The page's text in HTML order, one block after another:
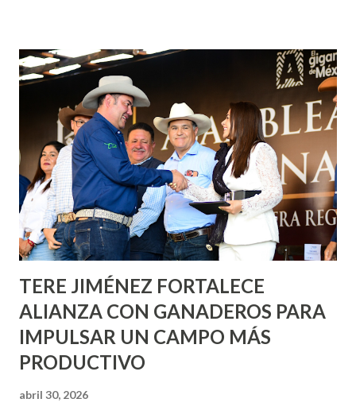
Corazón Urbano y el Municipio capital. Leo Montañez
informó que en este programa se usarán cerca de 90 mil
metros cuadrados de pintura, para dar inicio en la calle
Nieto, entre Jesús F. Elizondo y la calle 22 de Octubre, con
lo que se aplicará pintura en 66 casas. Posteriormente se
llevará este programa a Villas de Nuestra Señora de la
Asunción, Avenida Alameda y Decreto 27 de Septiembre, en
los edificios FOVISSSTE Ojo de Agua, en la comunidad
Norias de Paso Hondo y en los edificios de...
TERE JIMÉNEZ FORTALECE
ALIANZA CON GANADEROS PARA
IMPULSAR UN CAMPO MÁS
PRODUCTIVO
abril 30, 2026